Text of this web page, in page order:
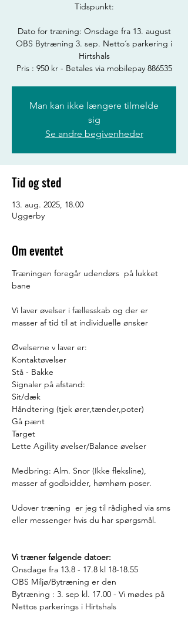
Tidspunkt:
Dato for træning: Onsdage fra 13. august
OBS Bytræning 3. sep. Netto´s parkering i
Hirtshals
Pris : 950 kr - Betales via mobilepay 886535
Man kan ikke længere tilmelde
sig
Se andre begivenheder
Tid og sted
13. aug. 2025, 18.00
Uggerby
Om eventet
Træningen foregår udendørs  på lukket
bane
Vi laver øvelser i fællesskab og der er
masser af tid til at individuelle ønsker
Øvelserne v laver er:
Kontaktøvelser
Stå - Bakke
Signaler på afstand:
Sit/dæk
Håndtering (tjek ører,tænder,poter)
Gå pænt
Target
Lette Agillity øvelser/Balance øvelser
Medbring: Alm. Snor (Ikke fleksline),
masser af godbidder, hømhøm poser.
Udover træning  er jeg til rådighed via sms
eller messenger hvis du har spørgsmål.
Vi træner følgende datoer:
Onsdage fra 13.8 - 17.8 kl 18-18.55
OBS Miljø/Bytræning er den
Bytræning : 3. sep kl. 17.00 - Vi mødes på
Nettos parkerings i Hirtshals